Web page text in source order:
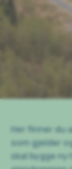
Her finner du
som gjelder
skal bygge